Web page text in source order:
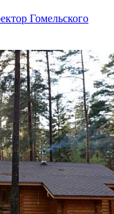
Гомельского